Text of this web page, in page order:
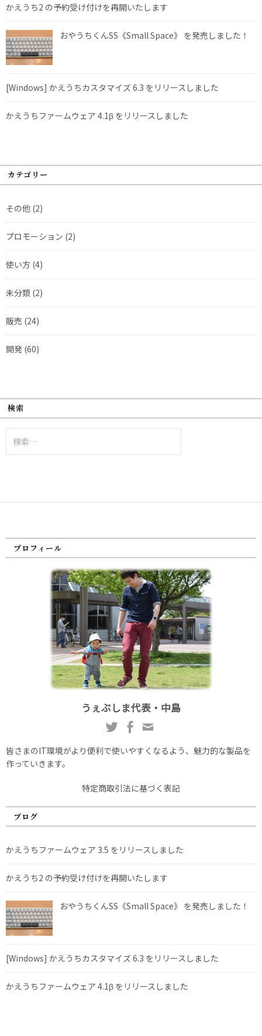
かえうち2 の予約受け付けを再開いたします
おやうちくんSS《Small Space》 を発売しました！
[Windows] かえうちカスタマイズ 6.3 をリリースしました
かえうちファームウェア 4.1β をリリースしました
カテゴリー
その他 (2)
プロモーション (2)
使い方 (4)
未分類 (2)
販売 (24)
開発 (60)
検索
索:
プロフィール
うぇぶしま代表・中島
皆さまのIT環境がより便利で使いやすくなるよう、魅力的な製品を
作っていきます。
特定商取引法に基づく表記
ブログ
かえうちファームウェア 3.5 をリリースしました
かえうち2 の予約受け付けを再開いたします
おやうちくんSS《Small Space》 を発売しました！
[Windows] かえうちカスタマイズ 6.3 をリリースしました
かえうちファームウェア 4.1β をリリースしました